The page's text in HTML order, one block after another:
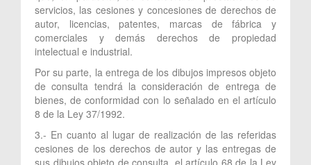
servicios, las cesiones y concesiones de derechos de
autor, licencias, patentes, marcas de fábrica y
comerciales y demás derechos de propiedad
intelectual e industrial.
Por su parte, la entrega de los dibujos impresos objeto
de consulta tendrá la consideración de entrega de
bienes, de conformidad con lo señalado en el artículo
8 de la Ley 37/1992.
3.- En cuanto al lugar de realización de las referidas
cesiones de los derechos de autor y las entregas de
sus dibujos objeto de consulta, el artículo 68 de la Ley